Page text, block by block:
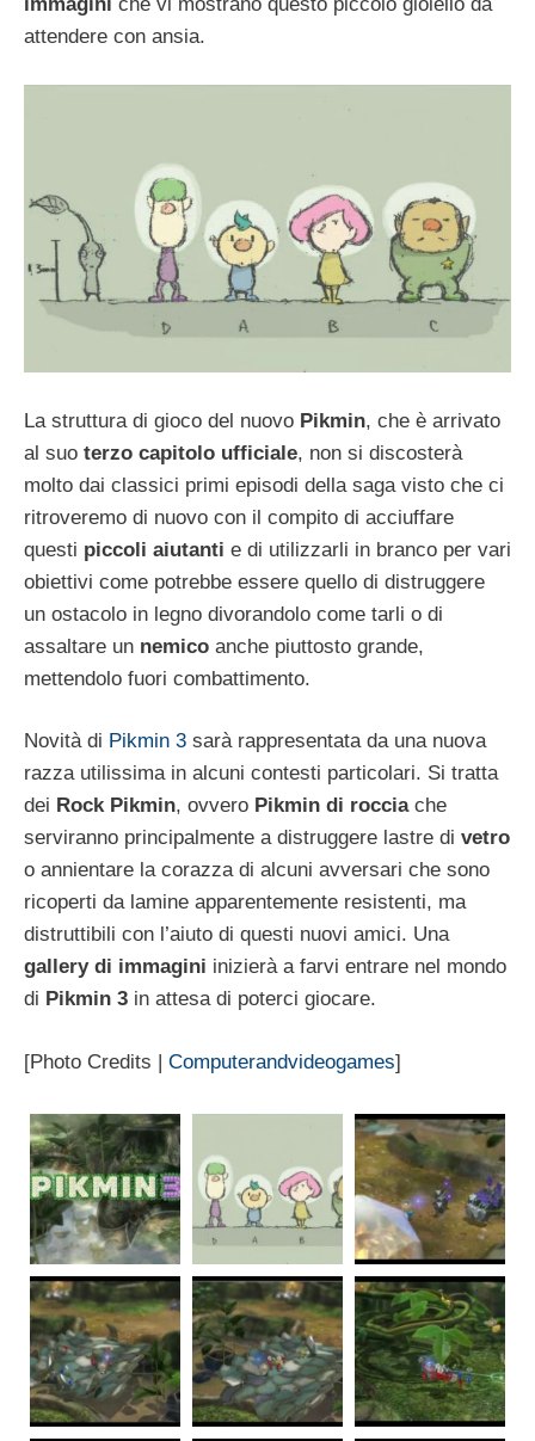
attendere con ansia.
La struttura di gioco del nuovo Pikmin, che è arrivato
al suo terzo capitolo ufficiale, non si discosterà
molto dai classici primi episodi della saga visto che ci
ritroveremo di nuovo con il compito di acciuffare
questi piccoli aiutanti e di utilizzarli in branco per vari
obiettivi come potrebbe essere quello di distruggere
un ostacolo in legno divorandolo come tarli o di
assaltare un nemico anche piuttosto grande,
mettendolo fuori combattimento.
Novità di Pikmin 3 sarà rappresentata da una nuova
razza utilissima in alcuni contesti particolari. Si tratta
dei Rock Pikmin, ovvero Pikmin di rocciache
serviranno principalmente a distruggere lastre di vetro
o annientare la corazza di alcuni avversari che sono
ricoperti da lamine apparentemente resistenti, ma
distruttibili con l’aiuto di questi nuovi amici. Una
gallery di immagini inizierà a farvi entrare nel mondo
di Pikmin 3 in attesa di poterci giocare.
[Photo Credits | Computerandvideogames]